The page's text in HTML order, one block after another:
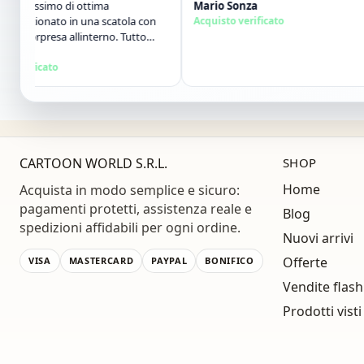
di ottima
in una scatola con
allinterno. Tutto
Mario Sonza
Acquisto verificato
CARTOON WORLD S.R.L.
Acquista in modo semplice e sicuro:
pagamenti protetti, assistenza reale e
spedizioni affidabili per ogni ordine.
VISA MASTERCARD PAYPAL BONIFICO
SHOP
Home
Blog
Nuovi arrivi
Offerte
Vendite flash
Prodotti